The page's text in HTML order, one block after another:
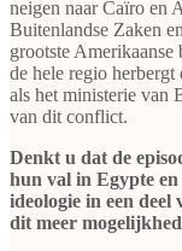
neigen naar Caïro en
Buitenlandse Zaken
grootste
de hele regio
als het ministerie van
van dit conflict.
Denkt u dat de
hun val in Egypte
ideologie in een
dit meer